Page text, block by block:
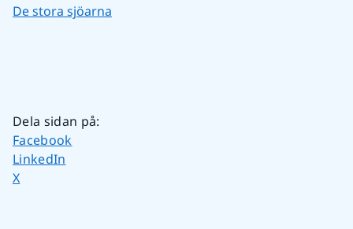
De stora sjöarna
Dela sidan på:
Dela sidan på
Facebook
Dela sidan på
LinkedIn
Dela sidan på
X